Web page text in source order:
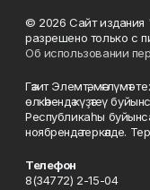
© 2026 Сайт издания
разрешено только с
Об использовании
Гәзит Элемтә,
өлкәһендә күҙәтеү
Республикаһы
ноябрендә теркәлде.
Телефон
8(34772) 2-15-04